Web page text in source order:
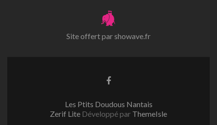
Site offert parshowave.fr
Lien
Les Ptits Doudous Nantais
Zerif Lite Développé par ThemeIsle